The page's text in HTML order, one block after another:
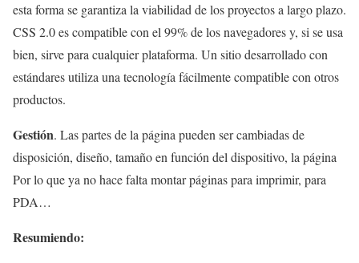
esta forma se garantiza la viabilidad de los proyectos a largo plazo.
CSS 2.0 es compatible con el 99% de los navegadores y, si se usa
bien, sirve para cualquier plataforma. Un sitio desarrollado con
estándares utiliza una tecnología fácilmente compatible con otros
productos.
Gestión. Las partes de la página pueden ser cambiadas de
disposición, diseño, tamaño en función del dispositivo, la página
Por lo que ya no hace falta montar páginas para imprimir, para
PDA…
Resumiendo: